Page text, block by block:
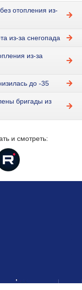
отопления из-
из-за снегопада
из-за
до -35
бригады из
и смотреть: